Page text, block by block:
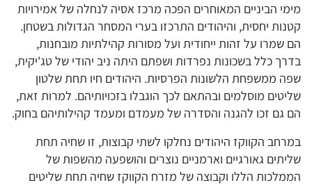
מימי הביניים המאוחרים הפכה מרכז אסיה לנחלה של אמירויות
קטנות יחסית, והיהודים התרכזו בערי המסחר הגדולות בשטחן.
הם שמרו על זהות ייחודית ועל מסורות קהילתיות מובחנות,
בדרך כלל בשכונות נפרדות ושפתם היתה ניב יהודי של טג'יקית,
שפה ממשפחת הלשונות הפרסיות. היהודים חיו תחת שלטון
שליטים מוסלמים ובהתאם לכך הוגבלו בזכויותיהם. למרות זאת,
הם גם זכו להגנה והסדרה של מעמדם ומעמד קהילותיהם בחוק.
במרחב הקווקז היהודים נחלקו לשתי קבוצות, זו שחיה תחת
שליתים גאורגיים וארמניים נוצרים והושפעה מהשפות של
הממלכות הללו וקבוצה של מזרח הקווקז שחיה תחת שליטים